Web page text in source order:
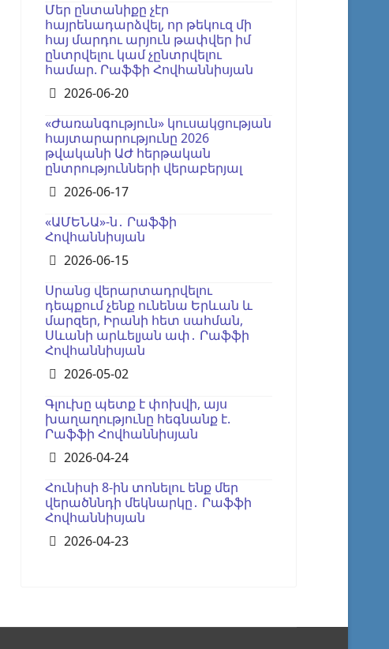
Մեր ընտանիքը չէր
հայրենադարձվել, որ թեկուզ մի
հայ մարդու արյուն թափվեր իմ
ընտրվելու կամ չընտրվելու
համար. Րաֆֆի Հովհաննիսյան
Details
2026-06-20
«Ժառանգություն» կուսակցության
հայտարարությունը 2026
թվականի ԱԺ հերթական
ընտրությունների վերաբերյալ
Details
2026-06-17
«ԱՄԵՆԱ»-ն․ Րաֆֆի
Հովհաննիսյան
Details
2026-06-15
Սրանց վերարտադրվելու
դեպքում չենք ունենա Երևան և
մարզեր, Իրանի հետ սահման,
Սևանի արևելյան ափ․ Րաֆֆի
Հովհաննիսյան
Details
2026-05-02
Գլուխը պետք է փոխվի, այս
խաղաղությունը հեգնանք է.
Րաֆֆի Հովհաննիսյան
Details
2026-04-24
Հունիսի 8-ին տոնելու ենք մեր
վերածննդի մեկնարկը․ Րաֆֆի
Հովհաննիսյան
Details
2026-04-23